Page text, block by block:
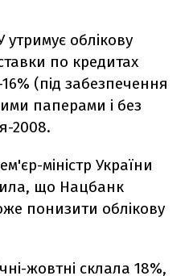
облікову
по кредитах
(під забезпечення
паперами і без
2008.
міністр України
що Нацбанк
понизити облікову
жовтні склала 18%,